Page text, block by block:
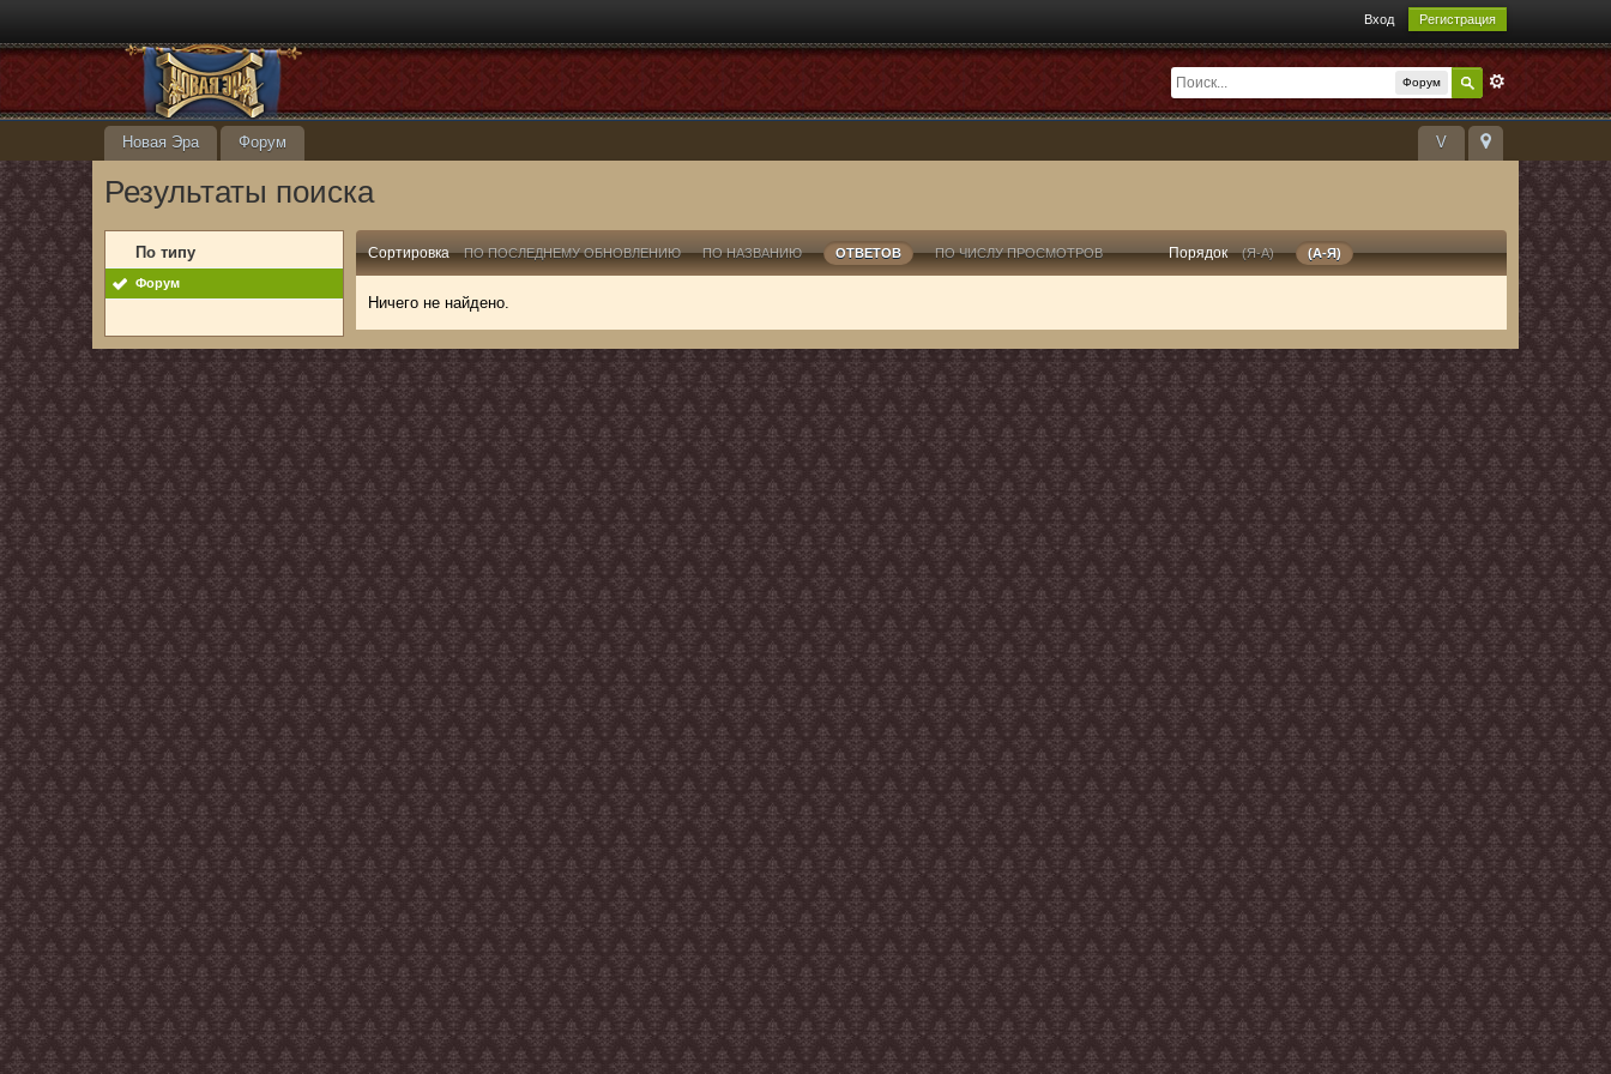
Вход Регистрация
Форум
V
Новая Эра Форум
Результаты поиска
По типу
Форум
Сортировка ПО ПОСЛЕДНЕМУ ОБНОВЛЕНИЮ ПО НАЗВАНИЮ ОТВЕТОВ ПО ЧИСЛУ ПРОСМОТРОВ Порядок (Я-А) (А-Я)
Ничего не найдено.